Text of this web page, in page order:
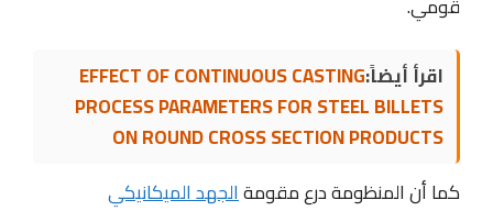
قومي.
اقرأ أيضاً:EFFECT OF CONTINUOUS CASTING
PROCESS PARAMETERS FOR STEEL BILLETS
ON ROUND CROSS SECTION PRODUCTS
كما أن المنظومة درع مقومةالجهد الميكانيكي